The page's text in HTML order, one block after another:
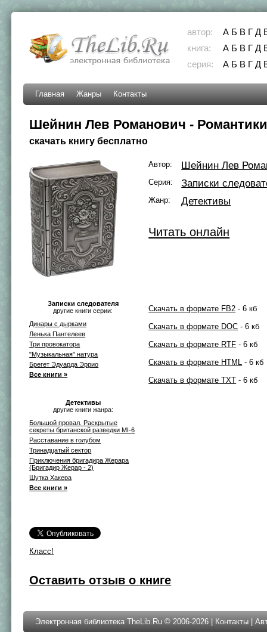
автор: А Б В Г Д
книга:
А Б В Г Д
серия:
А Б В Г Д
Главная Жанры Контакты
Шейнин Лев Романович -
скачать книгу бесплатно
Записки следователя
другие книги серии:
Динары с дырками
Ленька Пантелеев
Три провокатора
"Музыкальная" натура
Брегет Эдуарда Эррио
Все книги »
Детективы
другие книги жанра:
Большой провал. Раскрытые
секреты британской разведки MI-6
Расставание в голубом
Тринадцатый сектор
Приключения бригадира Жерара
(Бригадир Жерар - 2)
Шутка Хакера
Все книги »
Класс!
Автор: Шейнин Лев
Серия: Записки
Жанр: Детективы
Читать онлайн
Скачать в формате FB2 - 6 кб
Скачать в формате DOC - 6 кб
Скачать в формате RTF - 6 кб
Скачать в формате HTML - 6 кб
Скачать в формате TXT - 6 кб
Оставить отзыв о книге
Электронная библиотека TheLib.Ru © 2006-2026 | Контакты |